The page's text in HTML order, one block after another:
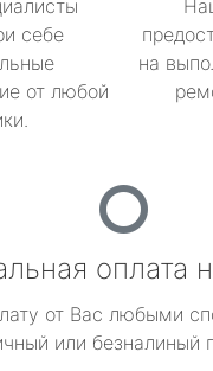
себе
от любой
на
оплата
от Вас любыми
или безналиный